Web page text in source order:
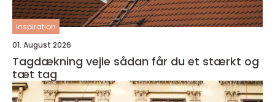
inspiration
01. August 2026
Tagdækning vejle sådan får du et stærkt og
tæt tag